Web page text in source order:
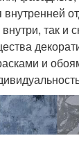
так и
и